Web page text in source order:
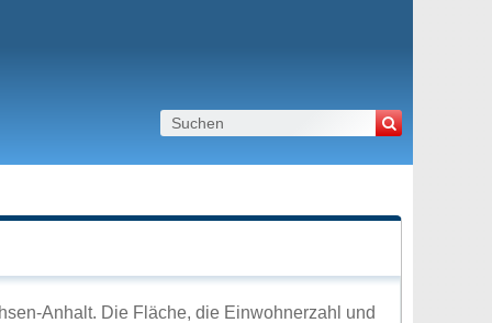
Anhalt. Die Fläche, die Einwohnerzahl und